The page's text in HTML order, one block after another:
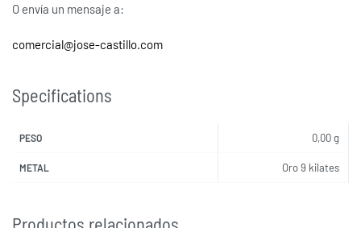
O envía un mensaje a:
comercial@jose-castillo.com
Specifications
PESO 0,00 g
METAL Oro 9 kilates